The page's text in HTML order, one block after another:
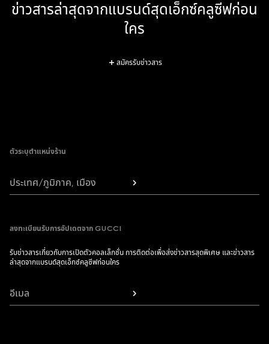
ข่าวสารล่าสุดจากแบรนด์สุดเอ็กซ์คลูซีฟก่อน
ใคร
สมัครรับข่าวสาร
ตัวระบุตำแหน่งร้าน
ประเทศ/ภูมิภาค, เมือง
ลงทะเบียนรับการอัปเดตจาก GUCCI
รับข่าวสารเกี่ยวกับการเปิดตัวคอลเล็กชั่น การติดต่อเพื่อส่งข่าวสารสุดพิเศษ และข่าวสาร
ล่าสุดจากแบรนด์สุดเอ็กซ์คลูซีฟก่อนใคร
อีเมล